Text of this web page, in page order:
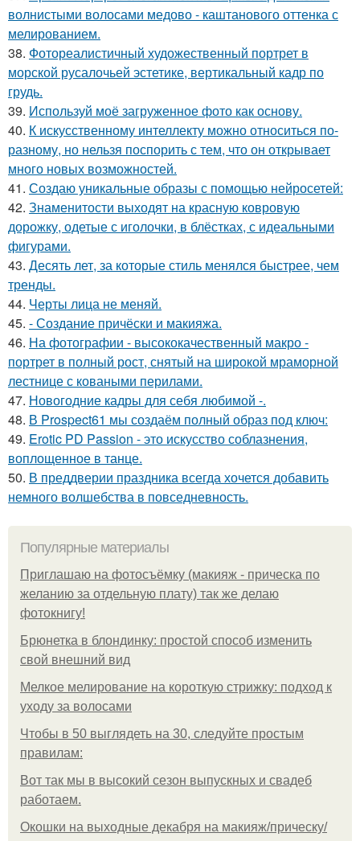
волнистыми волосами медово - каштанового оттенка с
мелированием.
38. Фотореалистичный художественный портрет в
морской русалочьей эстетике, вертикальный кадр по
грудь.
39. Используй моё загруженное фото как основу.
40. К искусственному интеллекту можно относиться по-
разному, но нельзя поспорить с тем, что он открывает
много новых возможностей.
41. Создаю уникальные образы с помощью нейросетей:
42. Знаменитости выходят на красную ковровую
дорожку, одетые с иголочки, в блёстках, с идеальными
фигурами.
43. Десять лет, за которые стиль менялся быстрее, чем
тренды.
44. Черты лица не меняй.
45. - Создание причёски и макияжа.
46. На фотографии - высококачественный макро -
портрет в полный рост, снятый на широкой мраморной
лестнице с коваными перилами.
47. Новогодние кадры для себя любимой -.
48. В Prospect61 мы создаём полный образ под ключ:
49. Erotic PD Passion - это искусство соблазнения,
воплощенное в танце.
50. В преддверии праздника всегда хочется добавить
немного волшебства в повседневность.
Популярные материалы
Приглашаю на фотосъёмку (макияж - прическа по
желанию за отдельную плату) так же делаю
фотокнигу!
Брюнетка в блондинку: простой способ изменить
свой внешний вид
Мелкое мелирование на короткую стрижку: подход к
уходу за волосами
Чтобы в 50 выглядеть на 30, следуйте простым
правилам:
Вот так мы в высокий сезон выпускных и свадеб
работаем.
Окошки на выходные декабря на макияж/прическу/